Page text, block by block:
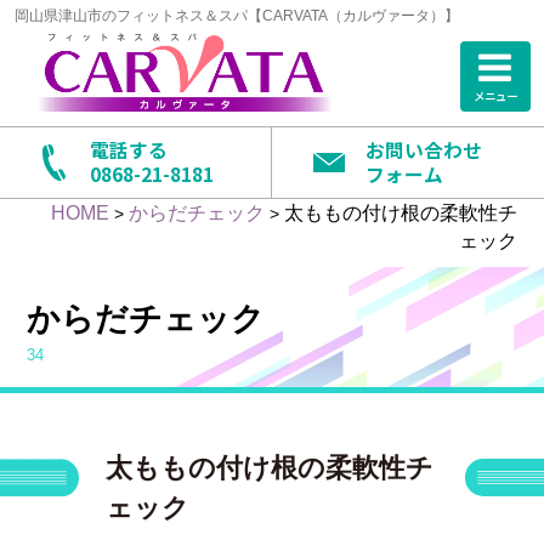
岡山県津山市のフィットネス＆スパ【CARVATA（カルヴァータ）】
メニュー
電話する
0868-21-8181
お問い合わせ
フォーム
HOME > からだチェック > 太ももの付け根の柔軟性チ
ェック
からだチェック
34
太ももの付け根の柔軟性チ
ェック